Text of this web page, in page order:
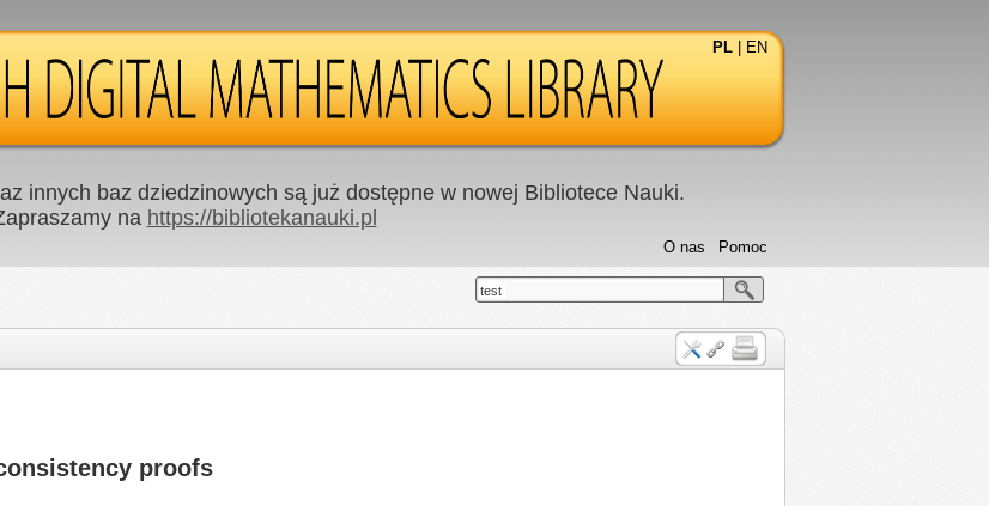
PL EN
innych baz dziedzinowych są już dostępne w nowej Bibliotece Nauki.
na https://bibliotekanauki.pl
Pomoc
O nas
test
proofs